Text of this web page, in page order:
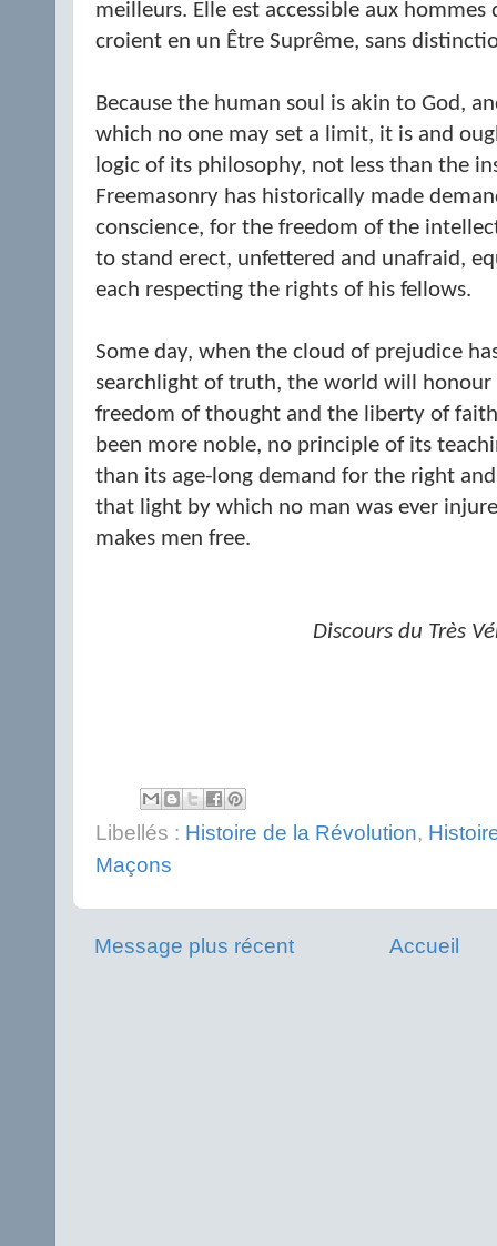
meilleurs. Elle est accessible aux
croient en un Être Suprême, sans
Because the human soul is akin to God,
which no one may set a limit, it is and
logic of its philosophy, not less than the
Freemasonry has historically made
conscience, for the freedom of the
to stand erect, unfettered and unafraid,
each respecting the rights of his fellows.
Some day, when the cloud of prejudice
searchlight of truth, the world will
freedom of thought and the liberty of
been more noble, no principle of its
than its age-long demand for the right
that light by which no man was ever
makes men free.
Discours du Très
Libellés : Histoire de la Révolution,
Maçons
Message plus récent Accueil